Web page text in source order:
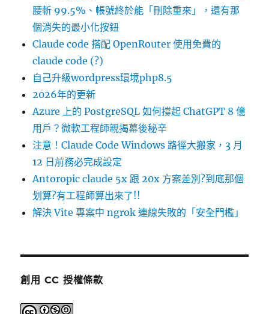
腰斬 99.5%、帳號終於能「刪除重來」，還有那
個消失的最小化按鈕
Claude code 搭配 OpenRouter 使用免費的
claude code (?)
自己升級wordpress環境php8.5
2026年的更新
Azure 上的 PostgreSQL 如何撐起 ChatGPT 8 億
用戶？微軟工程師親揭幕後秘辛
注意！Claude Code Windows 路徑大搬家，3 月
12 日前務必完成設定
Antoropic claude 5x 跟 20x 方案差別?到底那個
划算?有工程師算出來了!!
解決 Vite 專案中 ngrok 連線失敗的「安全門檻」
創用 CC 授權條款